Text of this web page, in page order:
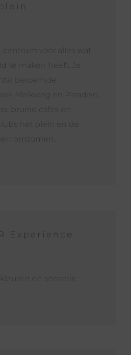
centrum voor alles wat
te maken heeft. Je
beroemde
Melkweg en Paradiso,
bruine cafés en
het plein en de
omzomen.
Experience
en sensatie.